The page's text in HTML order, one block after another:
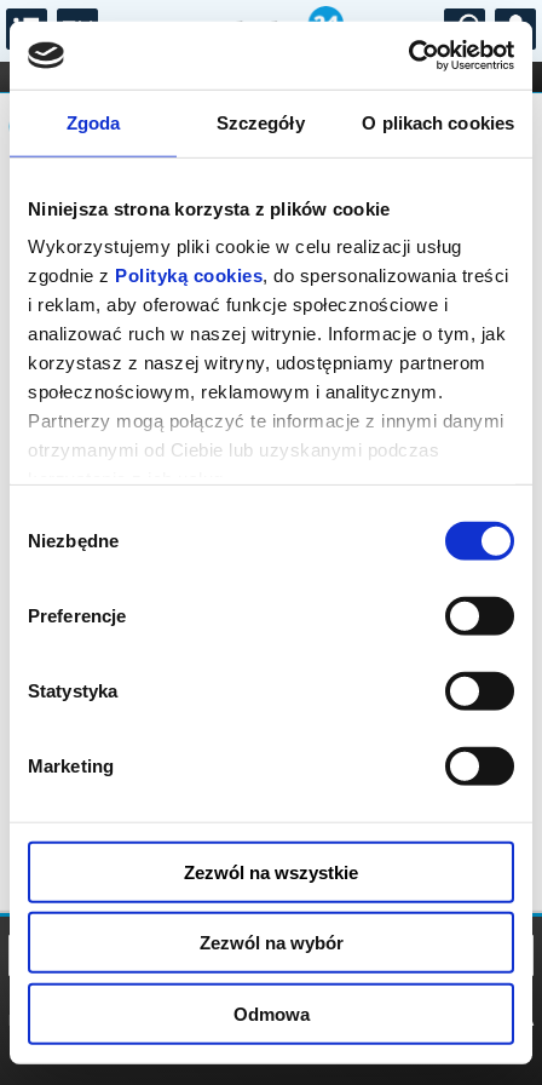
Zgoda Szczegóły O plikach cookies
Niniejsza strona korzysta z plików cookie
Wykorzystujemy pliki cookie w celu realizacji usług
zgodnie z Polityką cookies, do spersonalizowania treści
i reklam, aby oferować funkcje społecznościowe i
analizować ruch w naszej witrynie. Informacje o tym, jak
korzystasz z naszej witryny, udostępniamy partnerom
społecznościowym, reklamowym i analitycznym.
Partnerzy mogą połączyć te informacje z innymi danymi
otrzymanymi od Ciebie lub uzyskanymi podczas
zgody
Niezbędne
Preferencje
Statystyka
Marketing
Zezwól na wszystkie
Zezwól na wybór
Odmowa
...
FILHARMONIA OPERA I BALET
STAND-UP
DLA DZIECI
Komunikat
Sprzedaż biletów on-line na wydarzenie
została zakończona.
POLITYKA
POLITYKA